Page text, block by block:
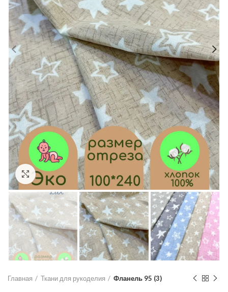
Увеличить
Главная Ткани для рукоделия Фланель 95 (3)